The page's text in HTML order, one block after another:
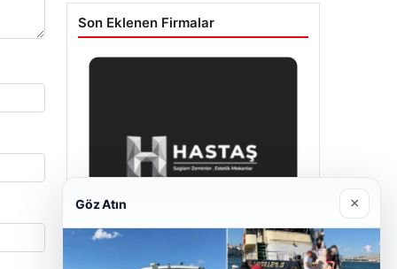
Son Eklenen Firmalar
Göz Atın ×